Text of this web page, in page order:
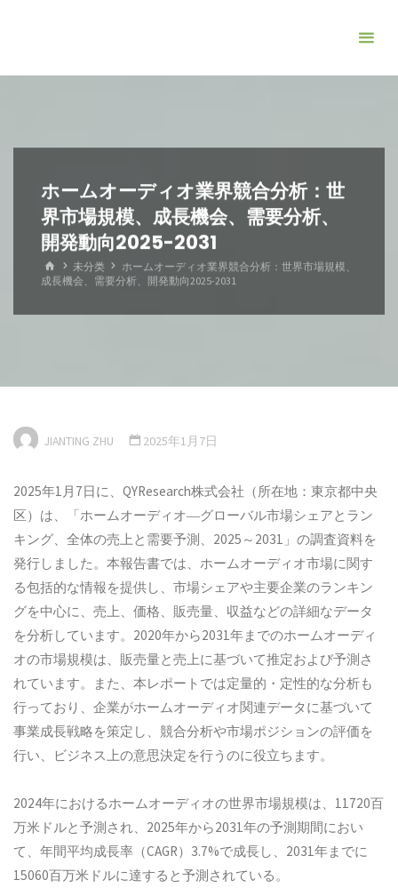
ホームオーディオ業界競合分析：世
界市場規模、成長機会、需要分析、
開発動向2025-2031
ホ
ー
未分类
ホームオーディオ業界競合分析：世界市場規模、
成長機会、需要分析、開発動向2025-2031
JIANTING ZHU 2025年1月7日
2025年1月7日に、QYResearch株式会社（所在地：東京都中央
区）は、「ホームオーディオ―グローバル市場シェアとラン
キング、全体の売上と需要予測、2025～2031」の調査資料を
発行しました。本報告書では、ホームオーディオ市場に関す
る包括的な情報を提供し、市場シェアや主要企業のランキン
グを中心に、売上、価格、販売量、収益などの詳細なデータ
を分析しています。2020年から2031年までのホームオーディ
オの市場規模は、販売量と売上に基づいて推定および予測さ
れています。また、本レポートでは定量的・定性的な分析も
行っており、企業がホームオーディオ関連データに基づいて
事業成長戦略を策定し、競合分析や市場ポジションの評価を
行い、ビジネス上の意思決定を行うのに役立ちます。
2024年におけるホームオーディオの世界市場規模は、11720百
万米ドルと予測され、2025年から2031年の予測期間におい
て、年間平均成長率（CAGR）3.7%で成長し、2031年までに
15060百万米ドルに達すると予測されている。